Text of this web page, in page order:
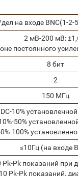
на входе BNC(1-2-
2 мВ-200 мВ:
постоянного
8 бит
2
150 MГц
DC-10%
50%
100%
≤10Гц (на входе
Pk-Pk показаний при
Pk-Pk показаний,